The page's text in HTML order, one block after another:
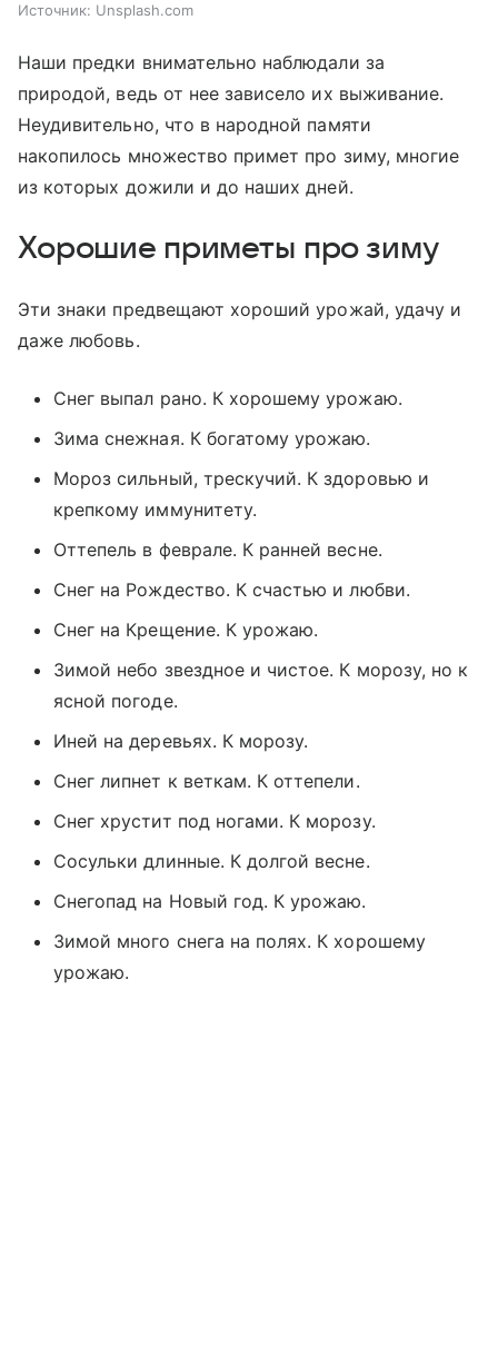
Источник: Unsplash.com
Наши предки внимательно наблюдали за
природой, ведь от нее зависело их выживание.
Неудивительно, что в народной памяти
накопилось множество примет про зиму, многие
из которых дожили и до наших дней.
Хорошие приметы про зиму
Эти знаки предвещают хороший урожай, удачу и
даже любовь.
Снег выпал рано. К хорошему урожаю.
Зима снежная. К богатому урожаю.
Мороз сильный, трескучий. К здоровью и
крепкому иммунитету.
Оттепель в феврале. К ранней весне.
Снег на Рождество. К счастью и любви.
Снег на Крещение. К урожаю.
Зимой небо звездное и чистое. К морозу, но к
ясной погоде.
Иней на деревьях. К морозу.
Снег липнет к веткам. К оттепели.
Снег хрустит под ногами. К морозу.
Сосульки длинные. К долгой весне.
Снегопад на Новый год. К урожаю.
Зимой много снега на полях. К хорошему
урожаю.